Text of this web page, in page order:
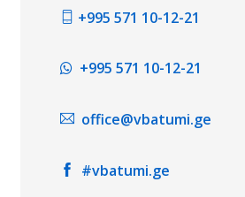
+995 571 10-12-21
+995 571 10-12-21
office@vbatumi.ge
#vbatumi.ge